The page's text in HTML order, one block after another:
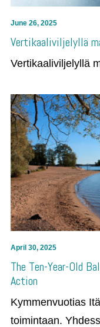
June 26, 2025
Vertikaaliviljelyllä
Vertikaaliviljelyllä
April 30, 2025
The Ten-Year-Old
Action
Kymmenvuotias
toimintaan.